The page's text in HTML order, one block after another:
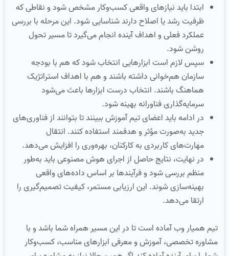
ابتدا باید نیازهای واقعی کسب‌وکار مشخص شود و نقاطی که
ظرفیت رشد یا اصلاح دارند شناسایی شود. این مرحله با بررسی
عملکرد فعلی و اهداف آینده انجام می‌گیرد تا مسیر تحول
روشن شود.
سپس لازم است ابزارهایی انتخاب شود که هم با بودجه
سازمان هم‌خوانی داشته باشند و هم با اهداف استراتژیک
هماهنگ باشند. انتخاب درست ابزارها باعث می‌شود
سرمایه‌گذاری فناورانه بهینه شود.
در ادامه باید اعضای تیم آموزش ببینند تا بتوانند از فناوری‌های
جدید به‌صورت مؤثر و هدفمند استفاده کنند. انتقال
مهارت‌های کاربردی به کارکنان، بهره‌وری را افزایش می‌دهد.
در نهایت، نتایج حاصل از اجرای هوش مصنوعی باید به‌طور
منظم بررسی شود و فرآیندها بر اساس داده‌های واقعی
بهینه‌سازی شوند. این ارزیابی مستمر، کیفیت تصمیم‌گیری را
ارتقا می‌دهد.
تیم همیار وب آماده است تا در این مسیر همراه شما باشد و با
مشاوره تخصصی، آموزش و معرفی ابزارهای مناسب، کسب‌وکار